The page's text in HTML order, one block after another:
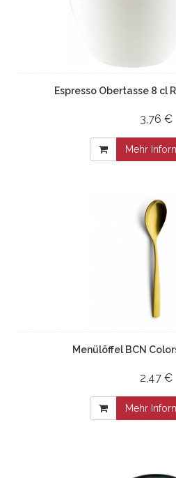
Espresso Obertasse 8 cl
3,76 €
Mehr
Menülöffel BCN
2,47 €
Mehr